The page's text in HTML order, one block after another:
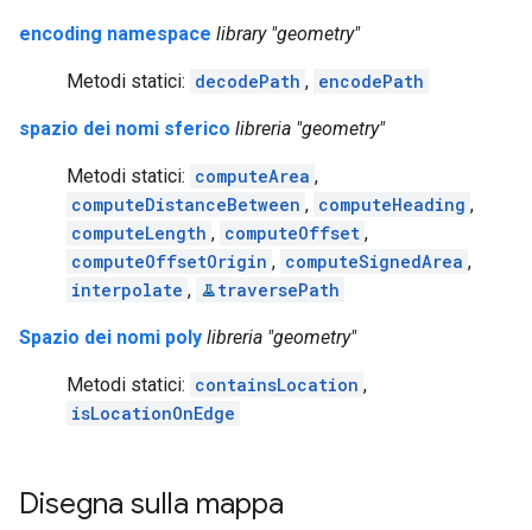
encoding namespace library "geometry"
Metodi statici: decodePath , encodePath
spazio dei nomi sferico libreria "geometry"
Metodi statici: computeArea ,
computeDistanceBetween , computeHeading ,
computeLength , computeOffset ,
computeOffsetOrigin , computeSignedArea ,
interpolate , traversePath
Spazio dei nomi poly libreria "geometry"
Metodi statici: containsLocation ,
isLocationOnEdge
Disegna sulla mappa